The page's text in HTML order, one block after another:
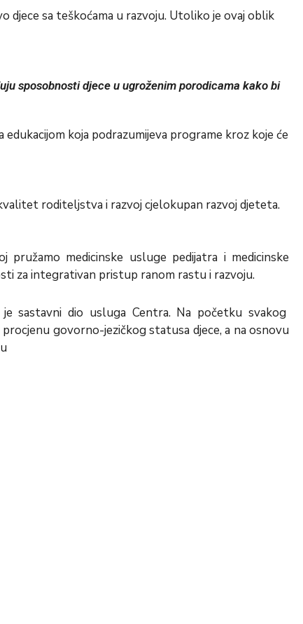
djece sa teškoćama u razvoju. Utoliko je ovaj oblik
sposobnosti djece u ugroženim porodicama kako bi
koja podrazumijeva programe kroz koje će
roditeljstva i razvoj cjelokupan razvoj djeteta.
medicinske usluge pedijatra i medicinske
za integrativan pristup ranom rastu i razvoju.
je sastavni dio usluga Centra. Na početku svakog
govorno-jezičkog statusa djece, a na osnovu